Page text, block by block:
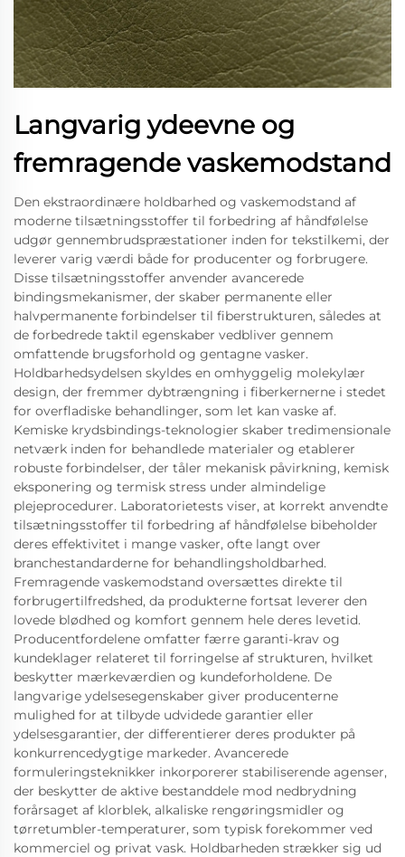
Langvarig ydeevne og
fremragende vaskemodstand
Den ekstraordinære holdbarhed og vaskemodstand af
moderne tilsætningsstoffer til forbedring af håndfølelse
udgør gennembrudspræstationer inden for tekstilkemi, der
leverer varig værdi både for producenter og forbrugere.
Disse tilsætningsstoffer anvender avancerede
bindingsmekanismer, der skaber permanente eller
halvpermanente forbindelser til fiberstrukturen, således at
de forbedrede taktil egenskaber vedbliver gennem
omfattende brugsforhold og gentagne vasker.
Holdbarhedsydelsen skyldes en omhyggelig molekylær
design, der fremmer dybtrængning i fiberkernerne i stedet
for overfladiske behandlinger, som let kan vaske af.
Kemiske krydsbindings-teknologier skaber tredimensionale
netværk inden for behandlede materialer og etablerer
robuste forbindelser, der tåler mekanisk påvirkning, kemisk
eksponering og termisk stress under almindelige
plejeprocedurer. Laboratorietests viser, at korrekt anvendte
tilsætningsstoffer til forbedring af håndfølelse bibeholder
deres effektivitet i mange vasker, ofte langt over
branchestandarderne for behandlingsholdbarhed.
Fremragende vaskemodstand oversættes direkte til
forbrugertilfredshed, da produkterne fortsat leverer den
lovede blødhed og komfort gennem hele deres levetid.
Producentfordelene omfatter færre garanti-krav og
kundeklager relateret til forringelse af strukturen, hvilket
beskytter mærkeværdien og kundeforholdene. De
langvarige ydelsesegenskaber giver producenterne
mulighed for at tilbyde udvidede garantier eller
ydelsesgarantier, der differentierer deres produkter på
konkurrencedygtige markeder. Avancerede
formuleringsteknikker inkorporerer stabiliserende agenser,
der beskytter de aktive bestanddele mod nedbrydning
forårsaget af klorblek, alkaliske rengøringsmidler og
tørretumbler-temperaturer, som typisk forekommer ved
kommerciel og privat vask. Holdbarheden strækker sig ud